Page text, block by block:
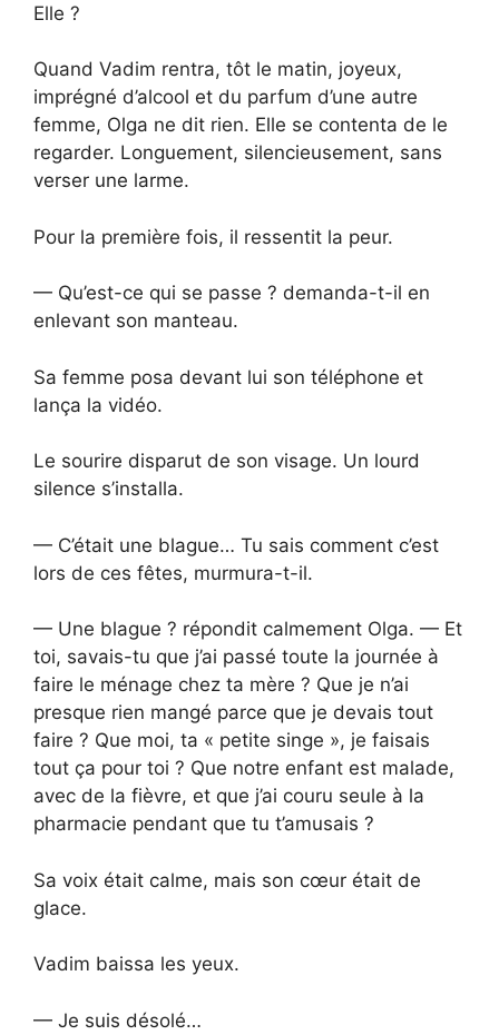
Elle ?
Quand Vadim rentra, tôt le matin, joyeux,
imprégné d’alcool et du parfum d’une autre
femme, Olga ne dit rien. Elle se contenta de le
regarder. Longuement, silencieusement, sans
verser une larme.
Pour la première fois, il ressentit la peur.
— Qu’est-ce qui se passe ? demanda-t-il en
enlevant son manteau.
Sa femme posa devant lui son téléphone et
lança la vidéo.
Le sourire disparut de son visage. Un lourd
silence s’installa.
— C’était une blague… Tu sais comment c’est
lors de ces fêtes, murmura-t-il.
— Une blague ? répondit calmement Olga. — Et
toi, savais-tu que j’ai passé toute la journée à
faire le ménage chez ta mère ? Que je n’ai
presque rien mangé parce que je devais tout
faire ? Que moi, ta « petite singe », je faisais
tout ça pour toi ? Que notre enfant est malade,
avec de la fièvre, et que j’ai couru seule à la
pharmacie pendant que tu t’amusais ?
Sa voix était calme, mais son cœur était de
glace.
Vadim baissa les yeux.
— Je suis désolé…